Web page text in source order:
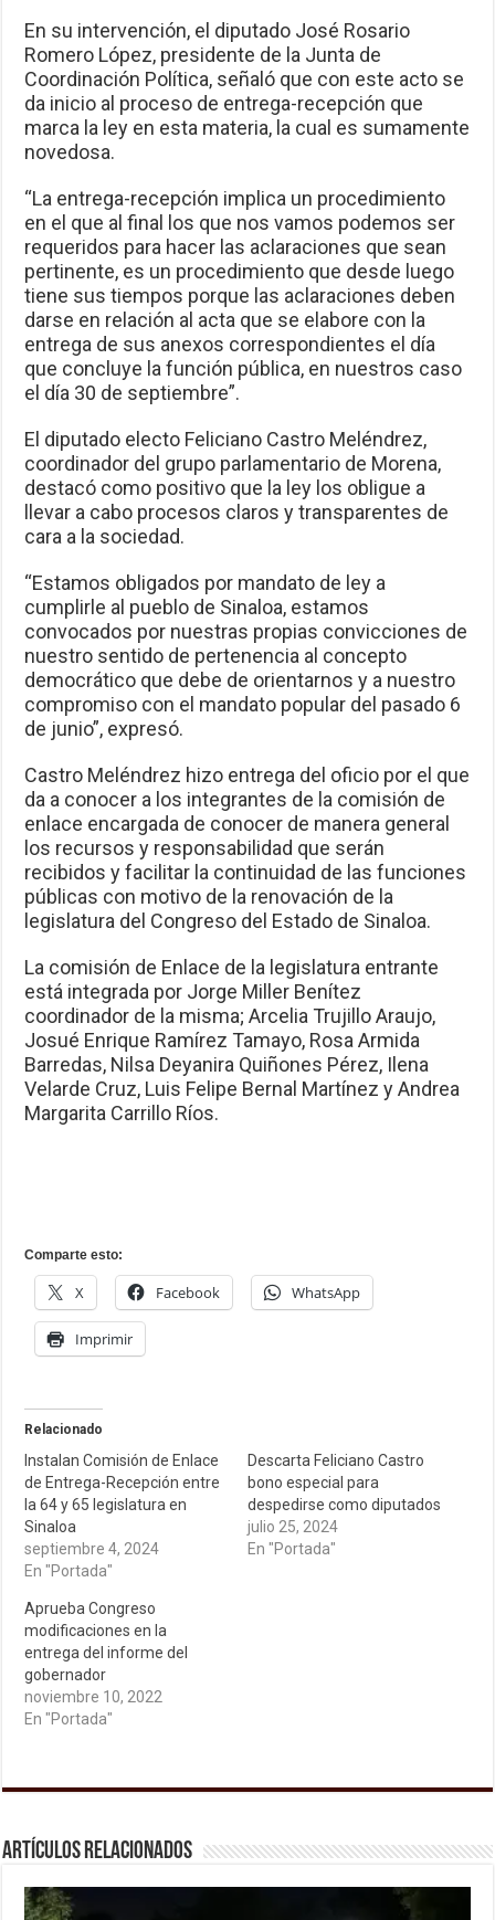
En su intervención, el diputado José Rosario
Romero López, presidente de la Junta de
Coordinación Política, señaló que con este acto se
da inicio al proceso de entrega-recepción que
marca la ley en esta materia, la cual es sumamente
novedosa.
“La entrega-recepción implica un procedimiento
en el que al final los que nos vamos podemos ser
requeridos para hacer las aclaraciones que sean
pertinente, es un procedimiento que desde luego
tiene sus tiempos porque las aclaraciones deben
darse en relación al acta que se elabore con la
entrega de sus anexos correspondientes el día
que concluye la función pública, en nuestros caso
el día 30 de septiembre”.
El diputado electo Feliciano Castro Meléndrez,
coordinador del grupo parlamentario de Morena,
destacó como positivo que la ley los obligue a
llevar a cabo procesos claros y transparentes de
cara a la sociedad.
“Estamos obligados por mandato de ley a
cumplirle al pueblo de Sinaloa, estamos
convocados por nuestras propias convicciones de
nuestro sentido de pertenencia al concepto
democrático que debe de orientarnos y a nuestro
compromiso con el mandato popular del pasado 6
de junio”, expresó.
Castro Meléndrez hizo entrega del oficio por el que
da a conocer a los integrantes de la comisión de
enlace encargada de conocer de manera general
los recursos y responsabilidad que serán
recibidos y facilitar la continuidad de las funciones
públicas con motivo de la renovación de la
legislatura del Congreso del Estado de Sinaloa.
La comisión de Enlace de la legislatura entrante
está integrada por Jorge Miller Benítez
coordinador de la misma; Arcelia Trujillo Araujo,
Josué Enrique Ramírez Tamayo, Rosa Armida
Barredas, Nilsa Deyanira Quiñones Pérez, Ilena
Velarde Cruz, Luis Felipe Bernal Martínez y Andrea
Margarita Carrillo Ríos.
Comparte esto:
X Facebook WhatsApp
Imprimir
Relacionado
Instalan Comisión de Enlace
de Entrega-Recepción entre
la 64 y 65 legislatura en
Sinaloa
septiembre 4, 2024
En "Portada"
Descarta Feliciano Castro
bono especial para
despedirse como diputados
julio 25, 2024
En "Portada"
Aprueba Congreso
modificaciones en la
entrega del informe del
gobernador
noviembre 10, 2022
En "Portada"
Artículos relacionados